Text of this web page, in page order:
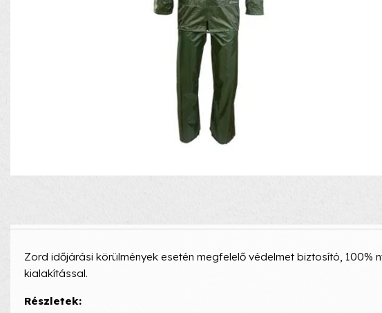
Zord időjárási körülmények esetén megfelelő védelmet biztosító,
kialakítással.
Részletek: